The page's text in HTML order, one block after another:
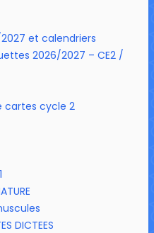
2027 et calendriers
2026/2027 – CE2 /
cartes cycle 2
DICTEES